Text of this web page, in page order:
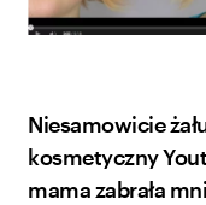
Niesamowicie
kosmetyczny
mama zabrała